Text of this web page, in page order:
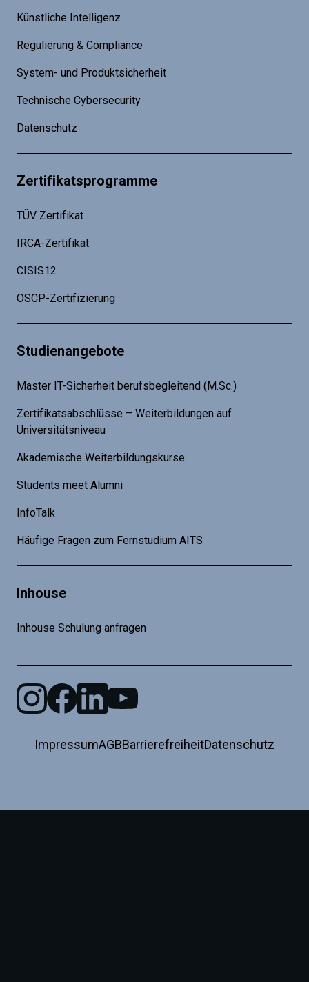
Künstliche Intelligenz
Regulierung & Compliance
System- und Produktsicherheit
Technische Cybersecurity
Datenschutz
Zertifikatsprogramme
TÜV Zertifikat
IRCA-Zertifikat
CISIS12
OSCP-Zertifizierung
Studienangebote
Master IT-Sicherheit berufsbegleitend (M.Sc.)
Zertifikatsabschlüsse – Weiterbildungen auf
Universitätsniveau
Akademische Weiterbildungskurse
Students meet Alumni
InfoTalk
Häufige Fragen zum Fernstudium AITS
Inhouse
Inhouse Schulung anfragen
ImpressumAGBBarrierefreiheitDatenschutz